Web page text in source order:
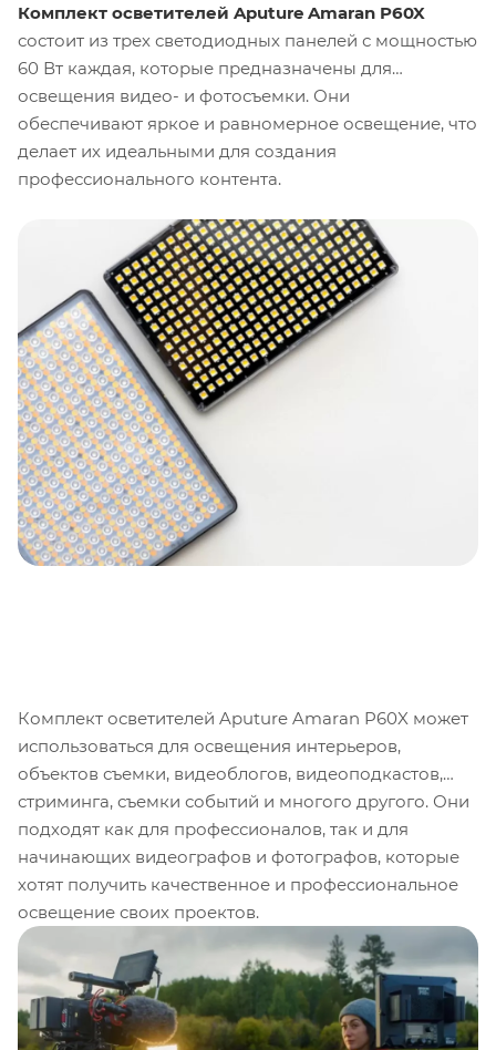
Комплект осветителей Aputure Amaran P60X
состоит из трех светодиодных панелей с мощностью
60 Вт каждая, которые предназначены для
освещения видео- и фотосъемки. Они
обеспечивают яркое и равномерное освещение, что
делает их идеальными для создания
профессионального контента.
Комплект осветителей Aputure Amaran P60X может
использоваться для освещения интерьеров,
объектов съемки, видеоблогов, видеоподкастов,
стриминга, съемки событий и многого другого. Они
подходят как для профессионалов, так и для
начинающих видеографов и фотографов, которые
хотят получить качественное и профессиональное
освещение своих проектов.